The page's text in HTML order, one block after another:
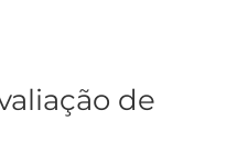
de